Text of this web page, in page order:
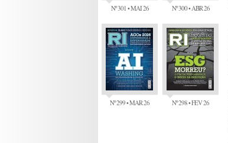
Nº 301 • MAI 26 Nº 300 • ABR 26
Nº 299 • MAR 26 Nº 298 • FEV 26